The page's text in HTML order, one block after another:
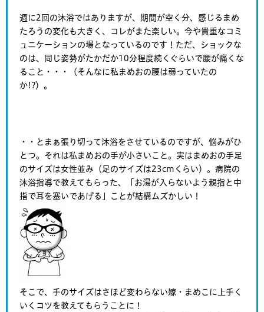
週に2回の沐浴ではありますが、期間が空く分、感じるまめ
たろうの変化も大きく、コレがまた楽しい。今や貴重なコミ
ュニケーションの場となっているのです！ただ、ショックな
のは、同じ姿勢がたかだか10分程度続くぐらいで腰が痛くな
ること・・・（そんなに私まめおの腰は弱っていたの
か!?）。
・・とまぁ張り切って沐浴をさせているのですが、悩みがひ
とつ。それは私まめおの手が小さいこと。実はまめおの手足
のサイズは女性並み（足のサイズは23cmくらい）。病院の
沐浴指導で教えてもらった、「お湯が入らないよう親指と中
指で耳を塞いであげる」ことが結構ムズかしい！
そこで、手のサイズはさほど変わらない嫁・まめこに上手く
いくコツを教えてもらうことに！